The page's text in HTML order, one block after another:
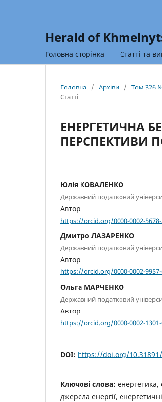
Herald of
Головна сторінка Статті та
Головна / Архіви / Том 326 №
Статті
ЕНЕРГЕТИЧНА
ПЕРСПЕКТИВИ
Юлія КОВАЛЕНКО
Державний податковий
Автор
https://orcid.org/0000-0002-5678-
Дмитро ЛАЗАРЕНКО
Державний податковий
Автор
https://orcid.org/0000-0002-9957-
Ольга МАРЧЕНКО
Державний податковий
Автор
https://orcid.org/0000-0002-1301-
DOI: https://doi.org/10.31891/
Ключові слова: енергетика,
джерела енергії,